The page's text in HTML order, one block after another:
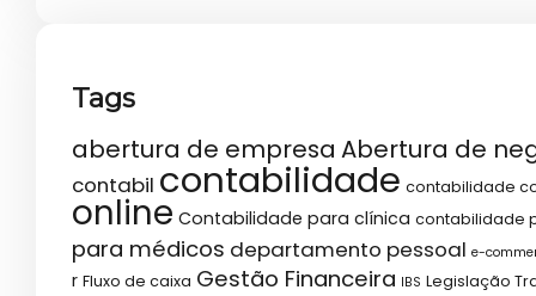
Tags
abertura de empresa Abertura de
contabil contabilidade contabilidade
online Contabilidade para clínica contabilidade
para médicos departamento pessoal e-
r Fluxo de caixa Gestão Financeira IBS Legislação